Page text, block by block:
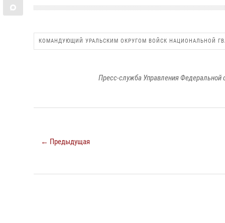
КОМАНДУЮЩИЙ УРАЛЬСКИМ ОКРУГОМ ВОЙСК НАЦИОНАЛЬНОЙ
Пресс-служба Управления Федеральной
← Предыдущая